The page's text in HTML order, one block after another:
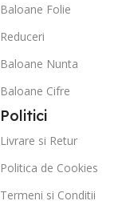
Baloane Folie
Reduceri
Baloane Nunta
Baloane Cifre
Politici
Livrare si Retur
Politica de Cookies
Termeni si Conditii